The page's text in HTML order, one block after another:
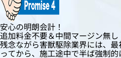
安心の明朗会計！
追加料金不要＆中間マージン無し
残念ながら害獣駆除業界には、
ってから、施工途中で半ば強制